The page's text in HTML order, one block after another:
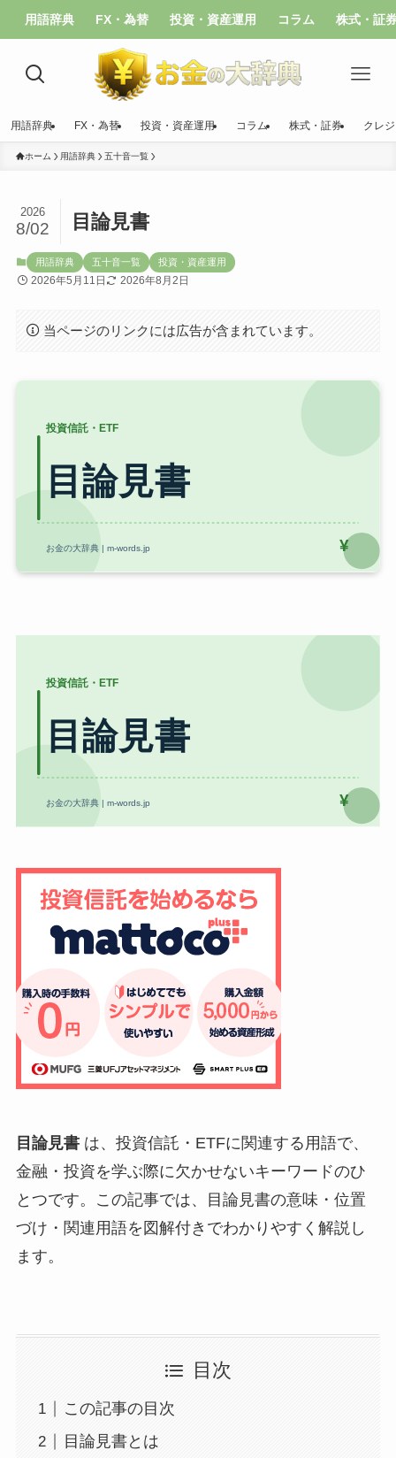
用語辞典 FX・為替 投資・資産運用 コラム 株式・証
用語辞典 FX・為替 投資・資産運用 コラム 株式・証券 クレ
ホーム 用語辞典 五十音一覧
目論見書
2026
8/02
用語辞典 五十音一覧 投資・資産運用
2026年5月11日 2026年8月2日
当ページのリンクには広告が含まれています。
目論見書は、投資信託・ETFに関連する用語で、
金融・投資を学ぶ際に欠かせないキーワードのひ
とつです。この記事では、目論見書の意味・位置
づけ・関連用語を図解付きでわかりやすく解説し
ます。
目次
この記事の目次
目論見書とは